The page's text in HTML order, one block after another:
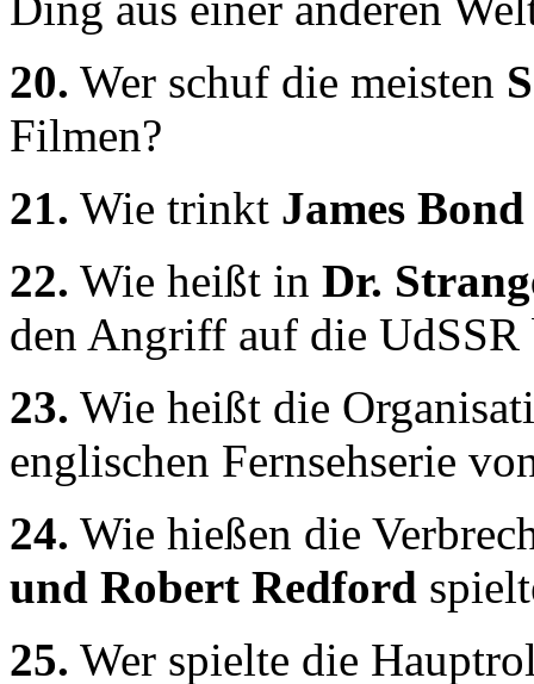
20. Wer schuf die meisten
Filmen?
21. Wie trinkt James
22. Wie heißt in Dr.
den Angriff auf die UdSSR
23. Wie heißt die
englischen Fernsehserie
24. Wie hießen die
und Robert Redford
25. Wer spielte die